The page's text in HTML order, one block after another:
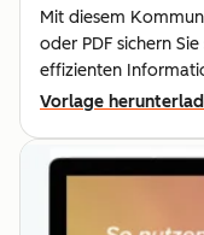
Mit diesem
oder PDF sichern
effizienten
Vorlage